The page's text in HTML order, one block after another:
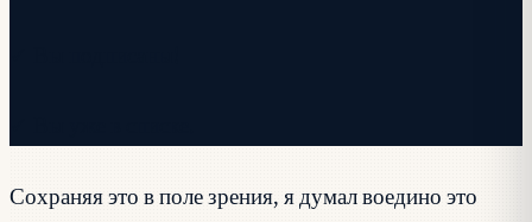
Сохраняя это в поле зрения, я думал воедино это